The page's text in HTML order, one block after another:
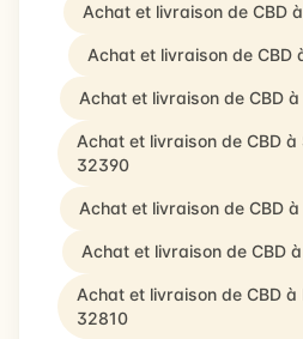
Achat et livraison de CBD
Achat et livraison de CBD
Achat et livraison de CBD
Achat et livraison de CBD
32390
Achat et livraison de CBD
Achat et livraison de CBD
Achat et livraison de CBD à
32810